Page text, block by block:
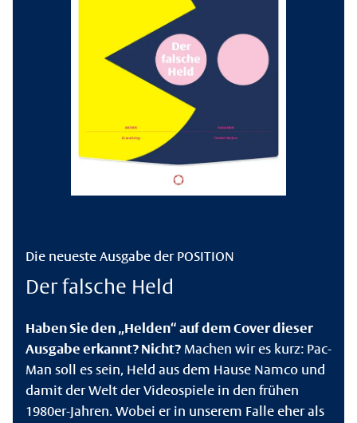
Die neueste Ausgabe der POSITION
Der falsche Held
Haben Sie den „Helden“ auf dem Cover dieser
Ausgabe erkannt? Nicht? Machen wir es kurz: Pac-
Man soll es sein, Held aus dem Hause Namco und
damit der Welt der Videospiele in den frühen
1980er-Jahren. Wobei er in unserem Falle eher als